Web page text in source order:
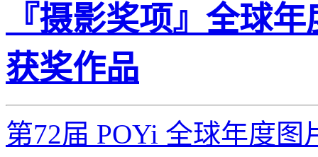
『摄影奖项』全球
获奖作品
第72届 POYi 全球年度图